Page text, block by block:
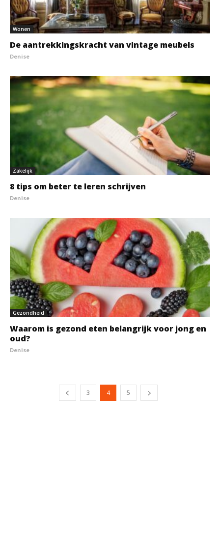
Wonen
De aantrekkingskracht van vintage meubels
Denise
Zakelijk
8 tips om beter te leren schrijven
Denise
Gezondheid
Waarom is gezond eten belangrijk voor jong en
oud?
Denise
3 4 5